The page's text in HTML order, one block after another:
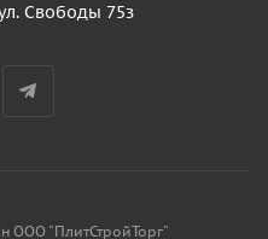
Свободы 75з
ООО "ПлитСтройТорг"